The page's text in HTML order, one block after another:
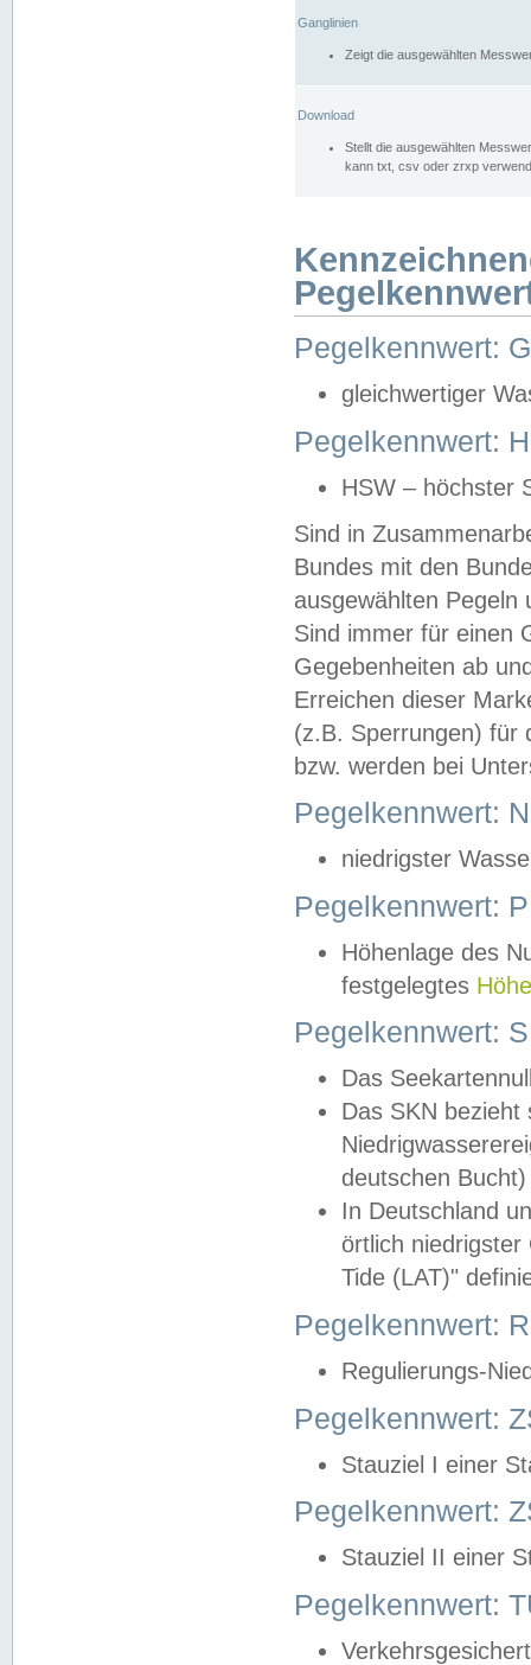
Ganglinien
Zeigt die ausgewählten
Download
Stellt die ausgewählten
kann txt, csv oder zrxp
Pegelkennwert:
gleichwertiger
Pegelkennwert:
HSW – höchster
Sind in
Bundes mit den
ausgewählten
Sind immer für einen
Gegebenheiten ab
Erreichen dieser
(z.B. Sperrungen) für
bzw. werden bei
Pegelkennwert:
niedrigster
Pegelkennwert:
Höhenlage des
festgelegtes
Pegelkennwert:
Das
Das SKN
deutschen
In Deutschland
örtlich
Tide (LAT)"
Pegelkennwert:
Regulierungs-
Pegelkennwert:
Stauziel I einer
Pegelkennwert:
Stauziel II einer
Pegelkennwert: